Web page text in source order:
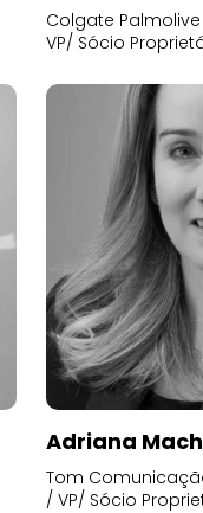
Colgate
VP/ Sócio
Adriana
Tom
/ VP/ Sócio